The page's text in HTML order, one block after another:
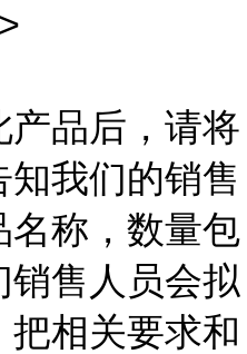
品后，请将
我们的销售
名称，数量包
销售人员会拟
相关要求和